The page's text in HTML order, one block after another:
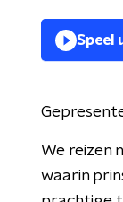
Speel
We reizen
waarin